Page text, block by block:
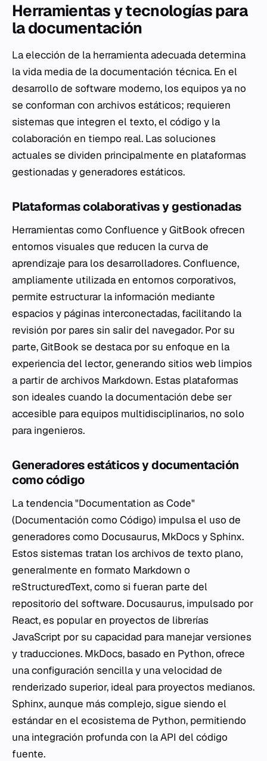
Herramientas y tecnologías para
la documentación
La elección de la herramienta adecuada determina
la vida media de la documentación técnica. En el
desarrollo de software moderno, los equipos ya no
se conforman con archivos estáticos; requieren
sistemas que integren el texto, el código y la
colaboración en tiempo real. Las soluciones
actuales se dividen principalmente en plataformas
gestionadas y generadores estáticos.
Plataformas colaborativas y gestionadas
Herramientas como Confluence y GitBook ofrecen
entornos visuales que reducen la curva de
aprendizaje para los desarrolladores. Confluence,
ampliamente utilizada en entornos corporativos,
permite estructurar la información mediante
espacios y páginas interconectadas, facilitando la
revisión por pares sin salir del navegador. Por su
parte, GitBook se destaca por su enfoque en la
experiencia del lector, generando sitios web limpios
a partir de archivos Markdown. Estas plataformas
son ideales cuando la documentación debe ser
accesible para equipos multidisciplinarios, no solo
para ingenieros.
Generadores estáticos y documentación
como código
La tendencia "Documentation as Code"
(Documentación como Código) impulsa el uso de
generadores como Docusaurus, MkDocs y Sphinx.
Estos sistemas tratan los archivos de texto plano,
generalmente en formato Markdown o
reStructuredText, como si fueran parte del
repositorio del software. Docusaurus, impulsado por
React, es popular en proyectos de librerías
JavaScript por su capacidad para manejar versiones
y traducciones. MkDocs, basado en Python, ofrece
una configuración sencilla y una velocidad de
renderizado superior, ideal para proyectos medianos.
Sphinx, aunque más complejo, sigue siendo el
estándar en el ecosistema de Python, permitiendo
una integración profunda con la API del código
fuente.